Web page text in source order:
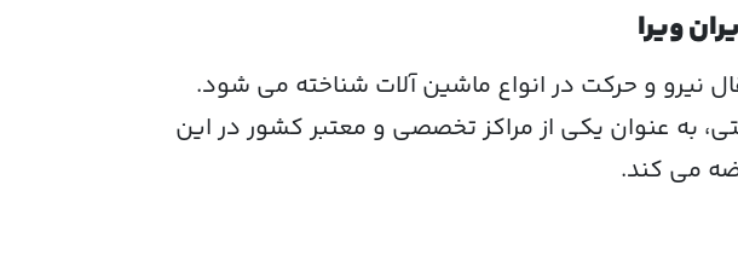
ویرا
نیرو و حرکت در انواع ماشین آلات شناخته می شود.
، به عنوان یکی از مراکز تخصصی و معتبر کشور در این
می کند.